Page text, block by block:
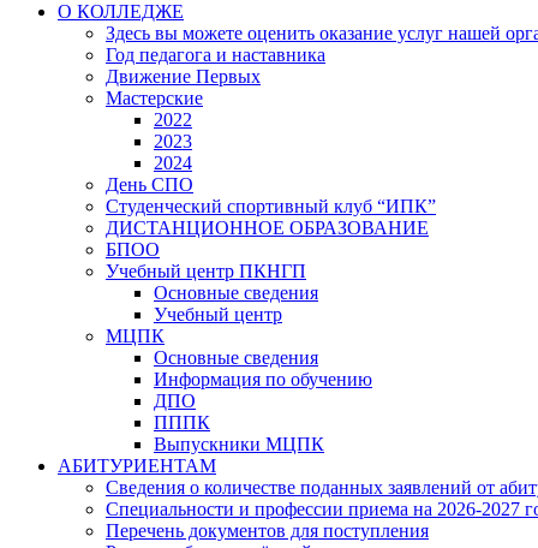
О КОЛЛЕДЖЕ
Здесь вы можете оценить оказание услуг нашей
Год педагога и наставника
Движение Первых
Мастерские
2022
2023
2024
День СПО
Студенческий спортивный клуб “ИПК”
ДИСТАНЦИОННОЕ ОБРАЗОВАНИЕ
БПОО
Учебный центр ПКНГП
Основные сведения
Учебный центр
МЦПК
Основные сведения
Информация по обучению
ДПО
ПППК
Выпускники МЦПК
АБИТУРИЕНТАМ
Сведения о количестве поданных заявлений от
Специальности и профессии приема на 2026-2027
Перечень документов для поступления